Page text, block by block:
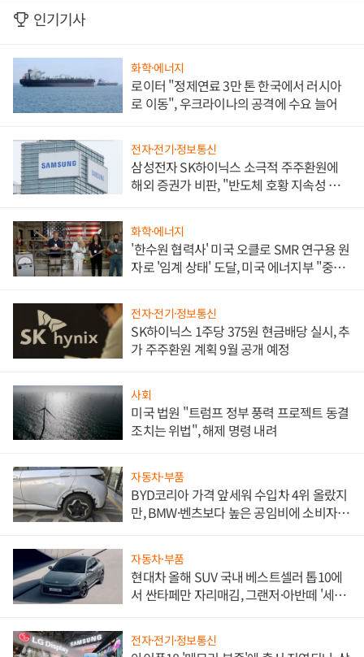
인기기사
화학·에너지
로이터 "정제연료 3만 톤 한국에서 러시아
로 이동", 우크라이나의 공격에 수요 늘어
전자·전기·정보통신
삼성전자 SK하이닉스 소극적 주주환원에
해외 증권가 비판, "반도체 호황 지속성 의
화학·에너지
'한수원 협력사' 미국 오클로 SMR 연구용 원
자로 '임계 상태' 도달, 미국 에너지부 "중요
전자·전기·정보통신
SK하이닉스 1주당 375원 현금배당 실시, 추
가 주주환원 계획 9월 공개 예정
사회
미국 법원 "트럼프 정부 풍력 프로젝트 동결
조치는 위법", 해제 명령 내려
자동차·부품
BYD코리아 가격 앞세워 수입차 4위 올랐지
만, BMW·벤츠보다 높은 공임비에 소비자
자동차·부품
현대차 올해 SUV 국내 베스트셀러 톱10에
서 싼타페만 자리매김, 그랜저·아반떼 '세단
전자·전기·정보통신